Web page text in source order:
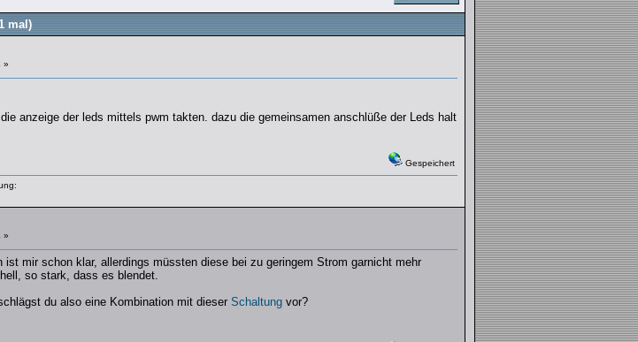
mal)
»
anzeige der leds mittels pwm takten. dazu die gemeinsamen anschlüße der Leds halt
Gespeichert
»
mir schon klar, allerdings müssten diese bei zu geringem Strom garnicht mehr
so stark, dass es blendet.
du also eine Kombination mit dieser Schaltungvor?